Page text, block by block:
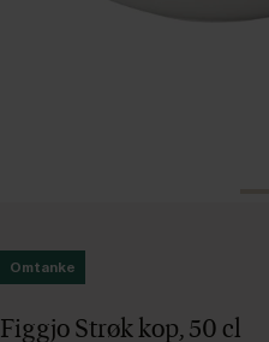
Omtanke
Figgjo Strøk kop, 50 cl